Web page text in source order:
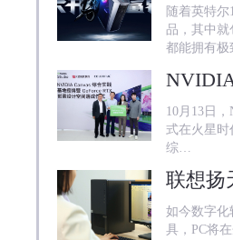
随着英特
品，其中就
都能拥有
10月13日
式在火星时
综…
如今数字化
具，PC将